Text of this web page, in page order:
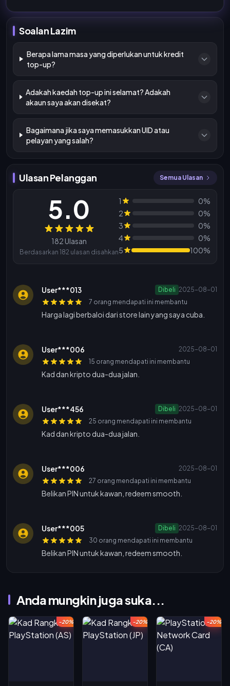
Soalan Lazim
Berapa lama masa yang diperlukan untuk kredit
top-up?
Adakah kaedah top-up ini selamat? Adakah
akaun saya akan disekat?
Bagaimana jika saya memasukkan UID atau
pelayan yang salah?
Ulasan Pelanggan Semua Ulasan
5.0
182 Ulasan
Berdasarkan 182 ulasan disahkan
1
0%
2
0%
3
0%
4
0%
5
100%
User***013 Dibeli 2025-08-01
7 orang mendapati ini membantu
Harga lagi berbaloi dari store lain yang saya cuba.
User***006
2025-08-01
15 orang mendapati ini membantu
Kad dan kripto dua-dua jalan.
User***456 Dibeli 2025-08-01
25 orang mendapati ini membantu
Kad dan kripto dua-dua jalan.
User***006
2025-08-01
27 orang mendapati ini membantu
Belikan PIN untuk kawan, redeem smooth.
User***005 Dibeli 2025-08-01
30 orang mendapati ini membantu
Belikan PIN untuk kawan, redeem smooth.
Anda mungkin juga suka...
-20% -20% -20%